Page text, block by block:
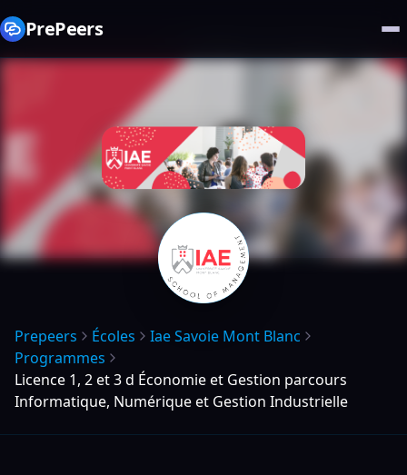
PrePeers
Prepeers Écoles
Iae Savoie Mont Blanc
Programmes
Licence 1, 2 et 3 d Économie et Gestion parcours
Informatique, Numérique et Gestion Industrielle